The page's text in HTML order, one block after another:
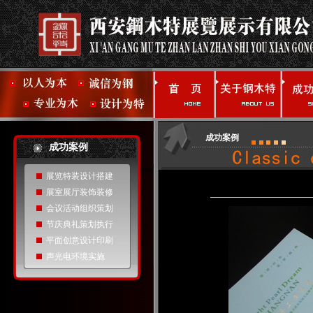
成功案例
展览特装设计搭建
展室展厅装饰装修
会议活动组织策划
节庆典礼策划执行
平面创意设计印刷
声光电环境实施
成功案例